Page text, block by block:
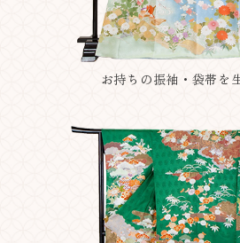
お持ちの振袖・袋帯を